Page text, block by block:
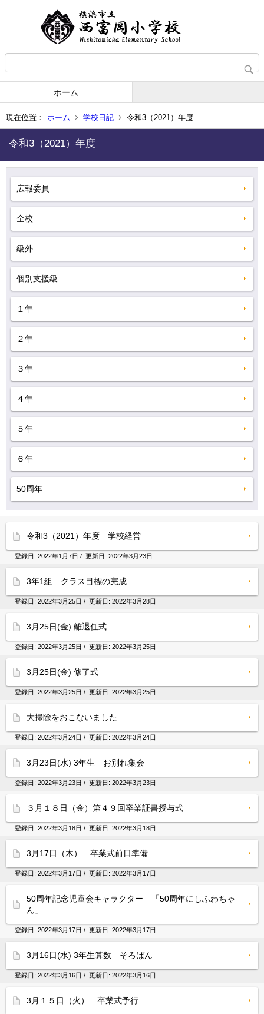
ホーム
現在位置： ホーム 学校日記 令和3（2021）年度
令和3（2021）年度
広報委員
全校
級外
個別支援級
１年
２年
３年
４年
５年
６年
50周年
令和3（2021）年度 学校経営
登録日: 2022年1月7日 / 更新日: 2022年3月23日
3年1組 クラス目標の完成
登録日: 2022年3月25日 / 更新日: 2022年3月28日
3月25日(金) 離退任式
登録日: 2022年3月25日 / 更新日: 2022年3月25日
3月25日(金) 修了式
登録日: 2022年3月25日 / 更新日: 2022年3月25日
大掃除をおこないました
登録日: 2022年3月24日 / 更新日: 2022年3月24日
3月23日(水) 3年生 お別れ集会
登録日: 2022年3月23日 / 更新日: 2022年3月23日
３月１８日（金）第４９回卒業証書授与式
登録日: 2022年3月18日 / 更新日: 2022年3月18日
3月17日（木） 卒業式前日準備
登録日: 2022年3月17日 / 更新日: 2022年3月17日
50周年記念児童会キャラクター 「50周年にしふわちゃ
ん」
登録日: 2022年3月17日 / 更新日: 2022年3月17日
3月16日(水) 3年生算数 そろばん
登録日: 2022年3月16日 / 更新日: 2022年3月16日
3月１５日（火） 卒業式予行